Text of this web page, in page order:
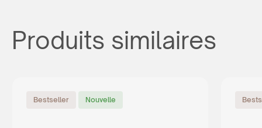
Produits similaires
Bestseller Nouvelle